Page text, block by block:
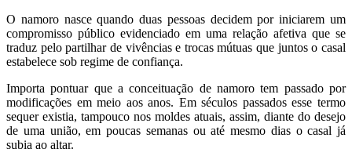
O namoro nasce quando duas pessoas decidem por iniciarem um
compromisso público evidenciado em uma relação afetiva que se
traduz pelo partilhar de vivências e trocas mútuas que juntos o casal
estabelece sob regime de confiança.
Importa pontuar que a conceituação de namoro tem passado por
modificações em meio aos anos. Em séculos passados esse termo
sequer existia, tampouco nos moldes atuais, assim, diante do desejo
de uma união, em poucas semanas ou até mesmo dias o casal já
subia ao altar.